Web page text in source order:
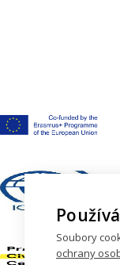
Soubory
ochrany